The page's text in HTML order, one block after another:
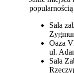
Sala
Oaza
ul.
Sala